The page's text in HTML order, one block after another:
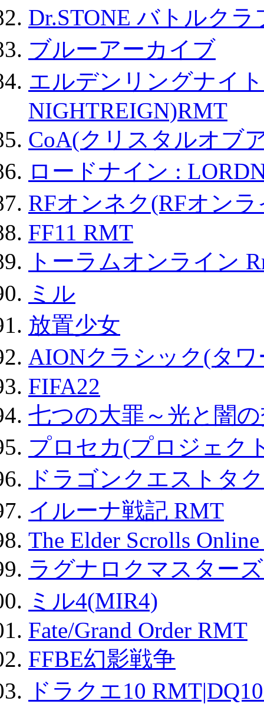
Dr.STONE バトルク
ブルーアーカイブ
エルデンリングナイ
NIGHTREIGN)RMT
CoA(クリスタルオブ
ロードナイン :
RFオンネク(RFオン
FF11 RMT
トーラムオンライン
ミル
放置少女
AIONクラシック(タ
FIFA22
七つの大罪～光と闇
プロセカ(プロジェク
ドラゴンクエストタ
イルーナ戦記 RMT
The Elder Scrolls
ラグナロクマスター
ミル4(MIR4)
Fate/Grand Order RMT
FFBE幻影戦争
ドラクエ10